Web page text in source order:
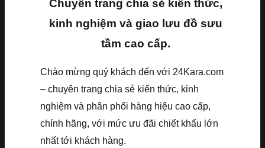
Chuyên trang chia sẻ kiến thức,
kinh nghiệm và giao lưu đồ sưu
tầm cao cấp.
Chào mừng quý khách đến với 24Kara.com
– chuyên trang chia sẻ kiến thức, kinh
nghiệm và phân phối hàng hiệu cao cấp,
chính hãng, với mức ưu đãi chiết khấu lớn
nhất tới khách hàng.